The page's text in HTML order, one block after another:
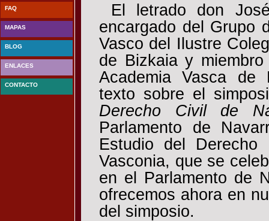
El letrado don
encargado del Grupo
Vasco del Ilustre
de Bizkaia y
Academia Vasca de
texto sobre el
Derecho Civil de
Parlamento de
Estudio del Derecho
Vasconia, que se
en el Parlamento de
ofrecemos ahora en
del simposio.
FAQ
MAPAS
BLOG
ENLACES
CONTACTO